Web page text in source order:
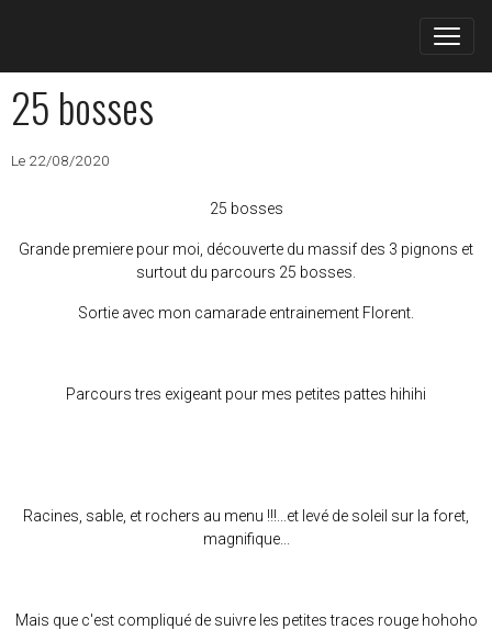
25 bosses
Le 22/08/2020
25 bosses
Grande premiere pour moi, découverte du massif des 3 pignons et
surtout du parcours 25 bosses.
Sortie avec mon camarade entrainement Florent.
Parcours tres exigeant pour mes petites pattes hihihi
Racines, sable, et rochers au menu !!!...et levé de soleil sur la foret,
magnifique...
Mais que c'est compliqué de suivre les petites traces rouge hohoho